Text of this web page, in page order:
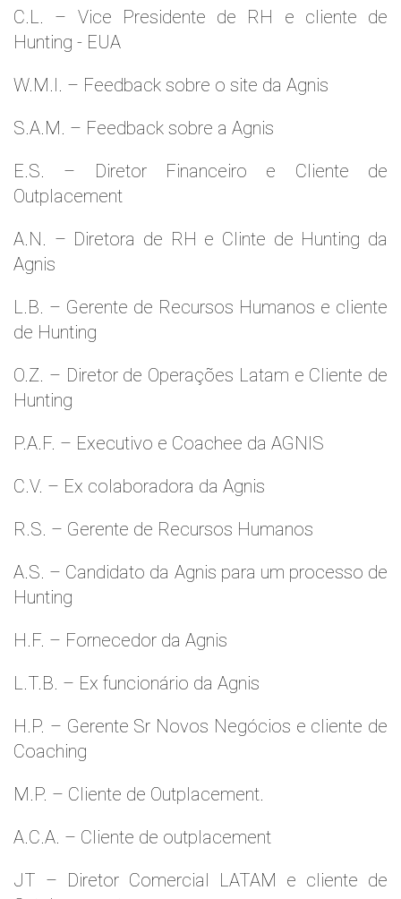
C.L. – Vice Presidente de RH e cliente de
Hunting - EUA
W.M.l. – Feedback sobre o site da Agnis
S.A.M. – Feedback sobre a Agnis
E.S. – Diretor Financeiro e Cliente de
Outplacement
A.N. – Diretora de RH e Clinte de Hunting da
Agnis
L.B. – Gerente de Recursos Humanos e cliente
de Hunting
O.Z. – Diretor de Operações Latam e Cliente de
Hunting
P.A.F. – Executivo e Coachee da AGNIS
C.V. – Ex colaboradora da Agnis
R.S. – Gerente de Recursos Humanos
A.S. – Candidato da Agnis para um processo de
Hunting
H.F. – Fornecedor da Agnis
L.T.B. – Ex funcionário da Agnis
H.P. – Gerente Sr Novos Negócios e cliente de
Coaching
M.P. – Cliente de Outplacement.
A.C.A. – Cliente de outplacement
JT – Diretor Comercial LATAM e cliente de